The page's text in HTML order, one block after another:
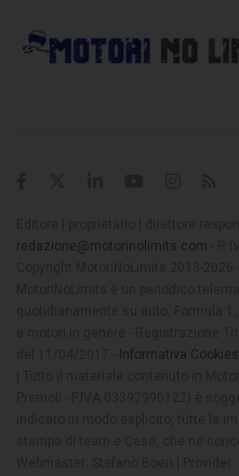
redazione@motorinolimits.com
Informativa Cookies